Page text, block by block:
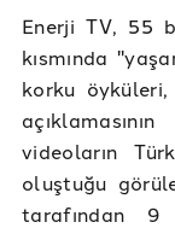
Enerji TV, 55
kısmında
korku
videoların
oluştuğu
tarafından 9